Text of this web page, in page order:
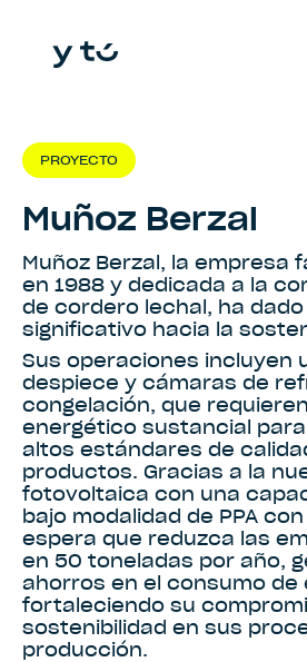
PROYECTO
Muñoz Berzal
Muñoz Berzal, la empresa
en 1988 y dedicada a la
de cordero lechal, ha
significativo hacia la
Sus operaciones incluyen
despiece y cámaras de
congelación, que
energético sustancial
altos estándares de
productos. Gracias a la
fotovoltaica con una
bajo modalidad de PPA
espera que reduzca las
en 50 toneladas por año,
ahorros en el consumo de
fortaleciendo su
sostenibilidad en sus
producción.